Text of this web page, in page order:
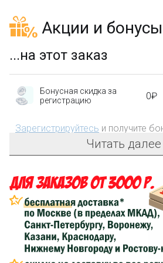
Акции и бонусы
...на этот заказ
Бонусная скидка за
регистрацию
0₽
Зарегистрируйтесь и получите
на первый заказ!
затрат на доставку
Сделайте заказ на сумму не
его на карту Сбербанка и
компенсацию доставки.
...на следующий заказ
Читать далее